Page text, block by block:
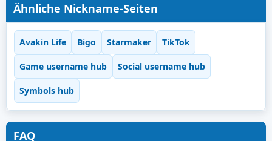
Ähnliche Nickname-Seiten
Avakin Life Bigo Starmaker TikTok
Game username hub Social username hub
Symbols hub
FAQ